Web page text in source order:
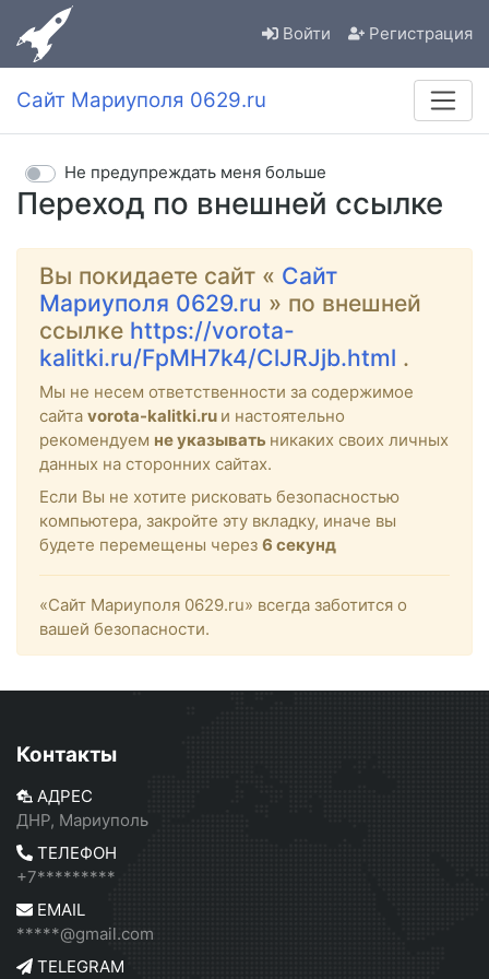
Войти Регистрация
Сайт Мариуполя 0629.ru
Переход по внешней ссылке
Не предупреждать меня больше
Вы покидаете сайт « Сайт
Мариуполя 0629.ru » по внешней
ссылке https://vorota-
kalitki.ru/FpMH7k4/ClJRJjb.html .
Мы не несем ответственности за содержимое
сайта vorota-kalitki.ru и настоятельно
рекомендуем не указывать никаких своих личных
данных на сторонних сайтах.
Если Вы не хотите рисковать безопасностью
компьютера, закройте эту вкладку, иначе вы
будете перемещены через 6 секунд
«Сайт Мариуполя 0629.ru» всегда заботится о
вашей безопасности.
Контакты
АДРЕС
ДНР, Мариуполь
ТЕЛЕФОН
+7*********
EMAIL
*****@gmail.com
TELEGRAM